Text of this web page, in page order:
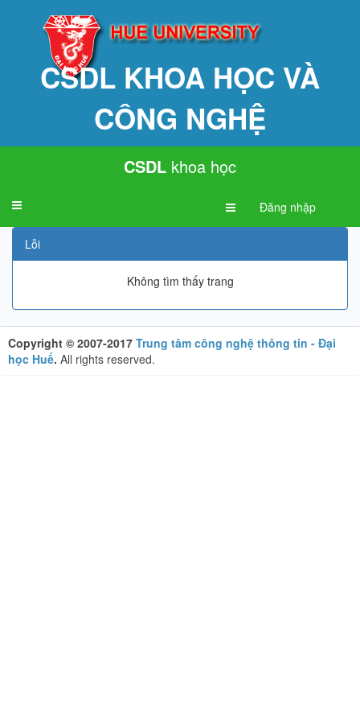
CSDL KHOA HỌC VÀ
CÔNG NGHỆ
CSDL khoa học
Toggle
Đăng nhập
Lỗi
Không tìm thấy trang
Copyright © 2007-2017 Trung tâm công nghệ thông tin - Đại
học Huế. All rights reserved.